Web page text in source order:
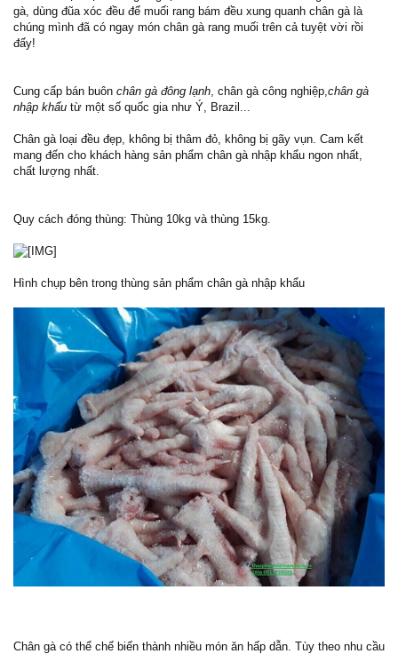
gà, dùng đũa xóc đều để muối rang bám đều xung quanh chân gà là
chúng mình đã có ngay món chân gà rang muối trên cả tuyệt vời rồi
đấy!
Cung cấp bán buôn chân gà đông lạnh, chân gà công nghiệp,chân gà
nhập khẩu từ một số quốc gia như Ý, Brazil...
Chân gà loại đều đẹp, không bị thâm đỏ, không bị gãy vụn. Cam kết
mang đến cho khách hàng sản phẩm chân gà nhập khẩu ngon nhất,
chất lượng nhất.
Quy cách đóng thùng: Thùng 10kg và thùng 15kg.
Hình chụp bên trong thùng sản phẩm chân gà nhập khẩu
Chân gà có thể chế biến thành nhiều món ăn hấp dẫn. Tùy theo nhu cầu